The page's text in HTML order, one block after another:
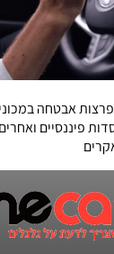
אבטחה
פיננסיים ואחרים